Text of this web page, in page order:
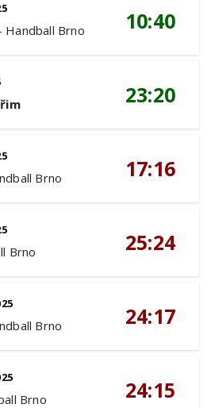
Handball Brno 10:40
23:20
Brno 17:16
Brno 25:24
Brno 24:17
Brno 24:15